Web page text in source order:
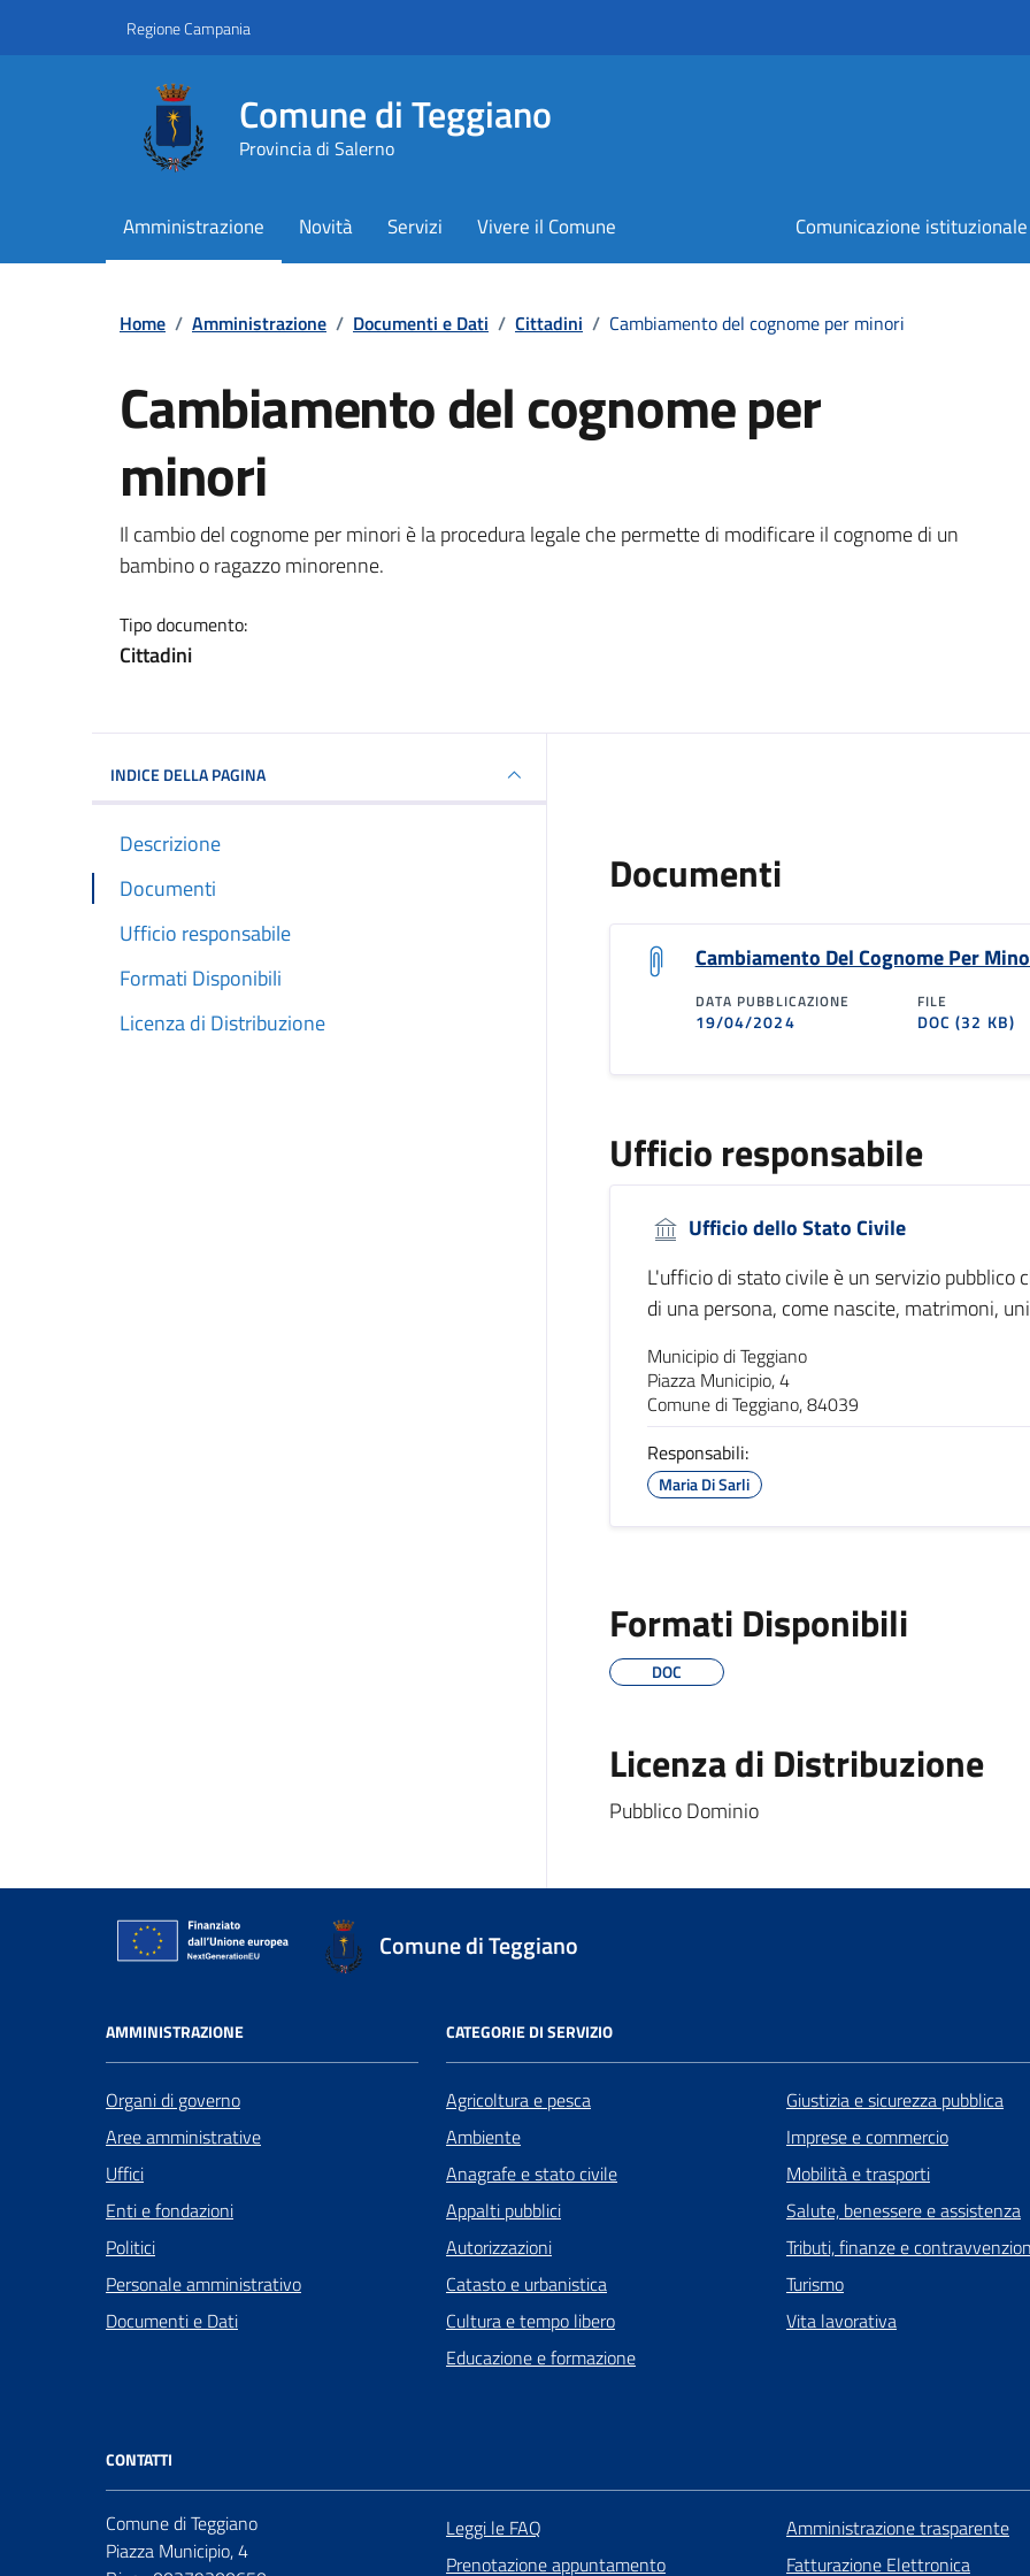
Regione Campania
Comune di Teggiano
Provincia di Salerno
Amministrazione Novità Servizi Vivere il Comune Comunicazione istituzionale
Home / Amministrazione / Documenti e Dati / Cittadini / Cambiamento del cognome per minori
Cambiamento del cognome per
minori
Dettagli del documento
Il cambio del cognome per minori è la procedura legale che permette di modificare il cognome di un
bambino o ragazzo minorenne.
Tipo documento:
Cittadini
INDICE DELLA PAGINA
Descrizione
Documenti
Ufficio responsabile
Formati Disponibili
Licenza di Distribuzione
Documenti
Cambiamento Del Cognome Per
DATA PUBBLICAZIONE
19/04/2024
FILE
DOC(32 KB)
Ufficio responsabile
Ufficio dello Stato Civile
L'ufficio di stato civile è un servizio
di una persona, come nascite, matrimoni,
Municipio di Teggiano
Piazza Municipio, 4
Comune di Teggiano, 84039
Responsabili:
Maria Di Sarli
Formati Disponibili
DOC
Licenza di Distribuzione
Pubblico Dominio
Comune di Teggiano
AMMINISTRAZIONE
Organi di governo
Aree amministrative
Uffici
Enti e fondazioni
Politici
Personale amministrativo
Documenti e Dati
CATEGORIE DI SERVIZIO
Agricoltura e pesca
Ambiente
Anagrafe e stato civile
Appalti pubblici
Autorizzazioni
Catasto e urbanistica
Cultura e tempo libero
Educazione e formazione
Giustizia e sicurezza pubblica
Imprese e commercio
Mobilità e trasporti
Salute, benessere e assistenza
Tributi, finanze e
Turismo
Vita lavorativa
CONTATTI
Comune di Teggiano
Piazza Municipio, 4
Leggi le FAQ
Prenotazione appuntamento
Amministrazione trasparente
Fatturazione Elettronica